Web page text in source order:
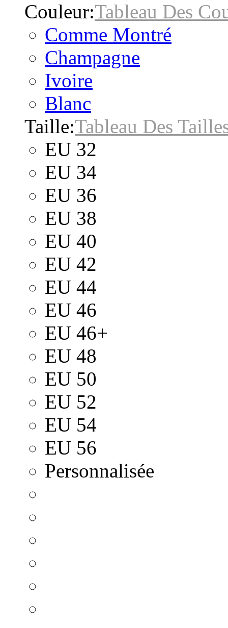
Couleur:Tableau Des
Comme Montré
Champagne
Ivoire
Blanc
Taille:Tableau Des
EU 32
EU 34
EU 36
EU 38
EU 40
EU 42
EU 44
EU 46
EU 46+
EU 48
EU 50
EU 52
EU 54
EU 56
Personnalisée